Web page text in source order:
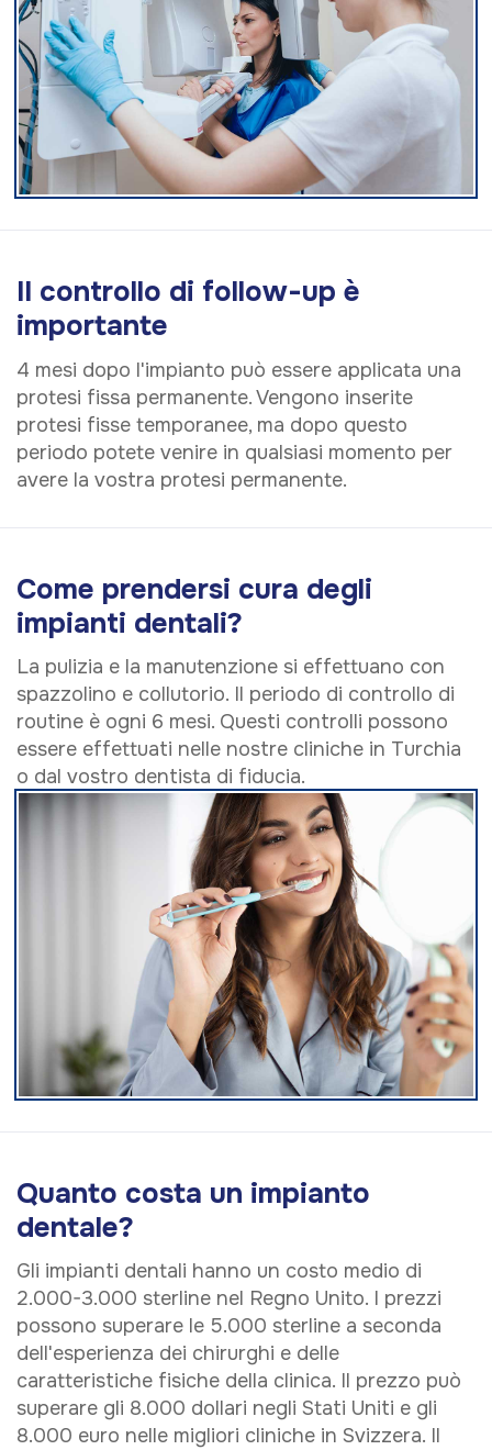
Il controllo di follow-up è
importante
4 mesi dopo l'impianto può essere applicata una
protesi fissa permanente. Vengono inserite
protesi fisse temporanee, ma dopo questo
periodo potete venire in qualsiasi momento per
avere la vostra protesi permanente.
Come prendersi cura degli
impianti dentali?
La pulizia e la manutenzione si effettuano con
spazzolino e collutorio. Il periodo di controllo di
routine è ogni 6 mesi. Questi controlli possono
essere effettuati nelle nostre cliniche in Turchia
o dal vostro dentista di fiducia.
Quanto costa un impianto
dentale?
Gli impianti dentali hanno un costo medio di
2.000-3.000 sterline nel Regno Unito. I prezzi
possono superare le 5.000 sterline a seconda
dell'esperienza dei chirurghi e delle
caratteristiche fisiche della clinica. Il prezzo può
superare gli 8.000 dollari negli Stati Uniti e gli
8.000 euro nelle migliori cliniche in Svizzera. Il